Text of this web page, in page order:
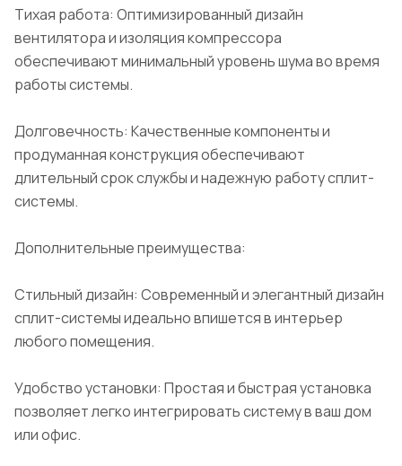
Тихая работа: Оптимизированный дизайн
вентилятора и изоляция компрессора
обеспечивают минимальный уровень шума во время
работы системы.
Долговечность: Качественные компоненты и
продуманная конструкция обеспечивают
длительный срок службы и надежную работу сплит-
системы.
Дополнительные преимущества:
Стильный дизайн: Современный и элегантный дизайн
сплит-системы идеально впишется в интерьер
любого помещения.
Удобство установки: Простая и быстрая установка
позволяет легко интегрировать систему в ваш дом
или офис.